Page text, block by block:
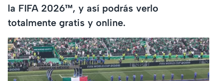
la FIFA 2026™, y así podrás verlo
totalmente gratis y online.